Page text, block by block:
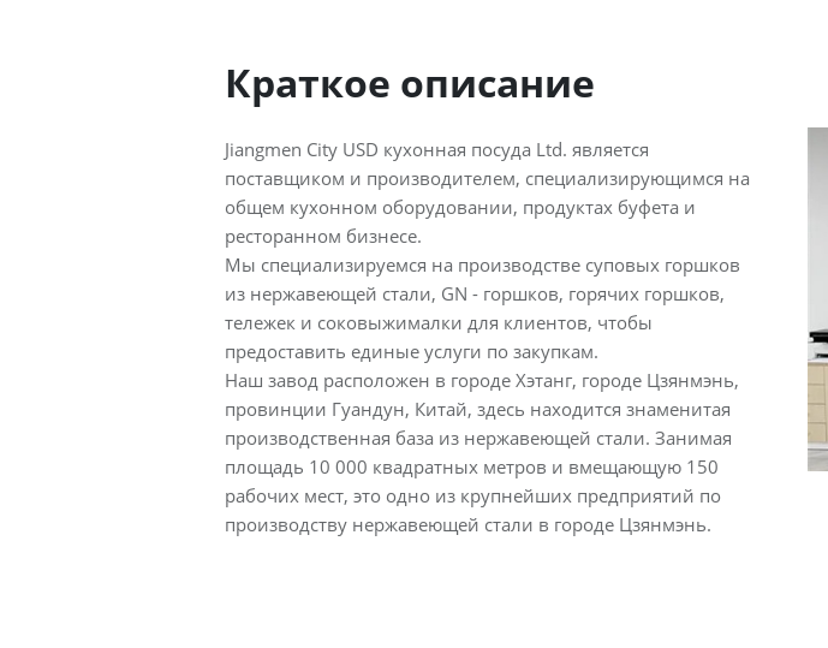
Краткое описание
Jiangmen City USD кухонная посуда Ltd. является
поставщиком и производителем, специализирующимся на
общем кухонном оборудовании, продуктах буфета и
ресторанном бизнесе.
Мы специализируемся на производстве суповых горшков
из нержавеющей стали, GN - горшков, горячих горшков,
тележек и соковыжималки для клиентов, чтобы
предоставить единые услуги по закупкам.
Наш завод расположен в городе Хэтанг, городе Цзянмэнь,
провинции Гуандун, Китай, здесь находится знаменитая
производственная база из нержавеющей стали. Занимая
площадь 10 000 квадратных метров и вмещающую 150
рабочих мест, это одно из крупнейших предприятий по
производству нержавеющей стали в городе Цзянмэнь.